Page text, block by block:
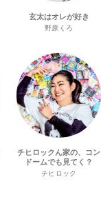
玄太はオレが好き
野原くろ
チヒロックん家の、コン
ドームでも見てく？
チヒロック